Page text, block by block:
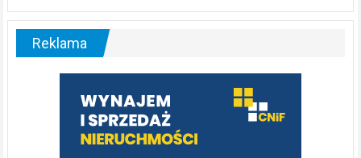
–
warto
poznać
[fotorelacja]
Reklama